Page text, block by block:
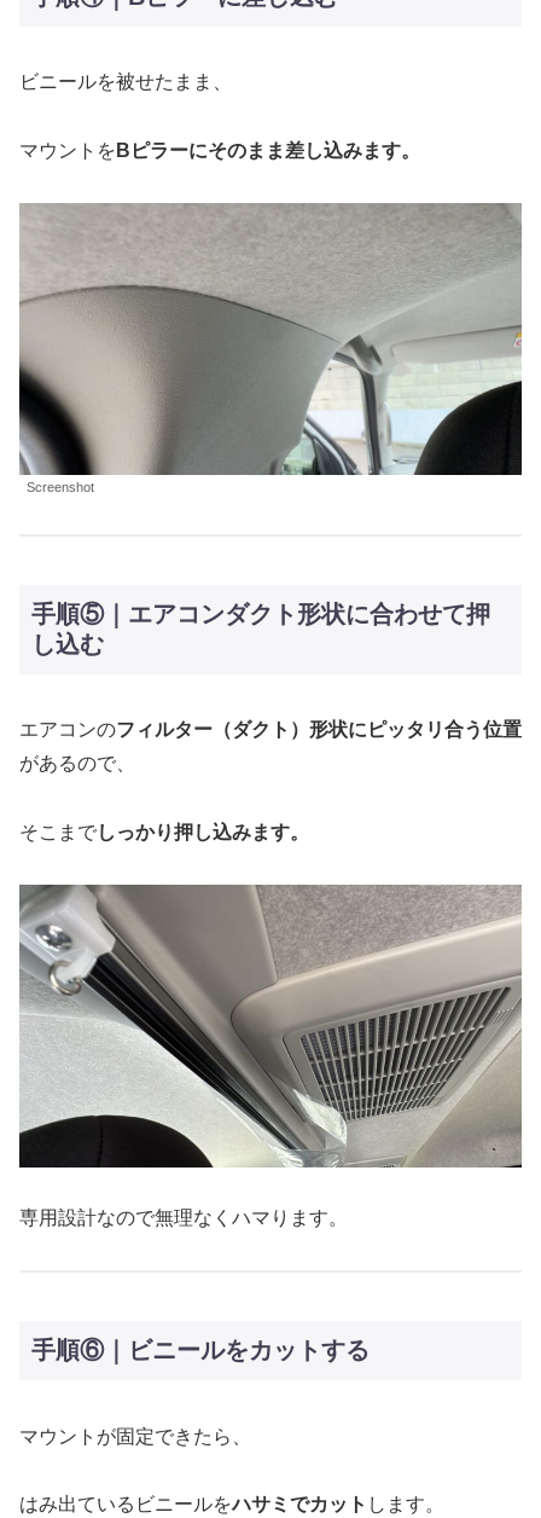
ビニールを被せたまま、
マウントを Bピラーにそのまま差し込みます。
Screenshot
手順⑤｜エアコンダクト形状に合わせて押
し込む
エアコンのフィルター（ダクト）形状にピッタリ合う位置
があるので、
そこまでしっかり押し込みます。
専用設計なので無理なくハマります。
手順⑥｜ビニールをカットする
マウントが固定できたら、
はみ出ているビニールをハサミでカット します。